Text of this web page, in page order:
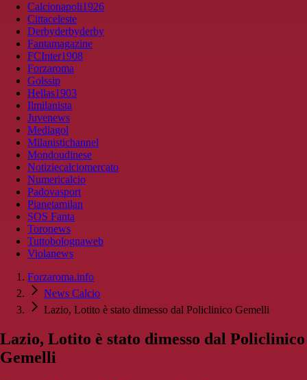
Calcionapoli1926
Cittaceleste
Derbyderbyderby
Fantamagazine
FCInter1908
Forzaroma
Golssip
Hellas1903
Ilmilanista
Juvenews
Mediagol
Milanistichannel
Mondoudinese
Notiziecalciomercato
Numericalcio
Padovasport
Pianetamilan
SOS Fanta
Toronews
Tuttobolognaweb
Violanews
Forzaroma.info
News Calcio
Lazio, Lotito è stato dimesso dal Policlinico Gemelli
Lazio, Lotito è stato dimesso dal Policlinico
Gemelli